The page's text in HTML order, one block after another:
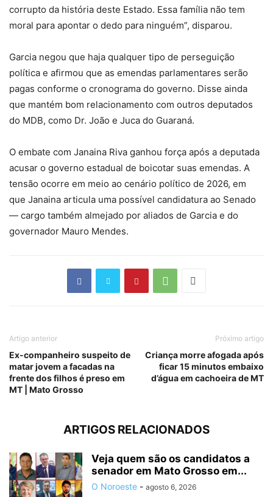
corrupto da história deste Estado. Essa família não tem
moral para apontar o dedo para ninguém”, disparou.
Garcia negou que haja qualquer tipo de perseguição
política e afirmou que as emendas parlamentares serão
pagas conforme o cronograma do governo. Disse ainda
que mantém bom relacionamento com outros deputados
do MDB, como Dr. João e Juca do Guaraná.
O embate com Janaina Riva ganhou força após a deputada
acusar o governo estadual de boicotar suas emendas. A
tensão ocorre em meio ao cenário político de 2026, em
que Janaina articula uma possível candidatura ao Senado
— cargo também almejado por aliados de Garcia e do
governador Mauro Mendes.
Artigo anterior
Ex-companheiro suspeito de
matar jovem a facadas na
frente dos filhos é preso em
MT | Mato Grosso
Próximo artigo
Criança morre afogada após
ficar 15 minutos embaixo
d’água em cachoeira de MT
ARTIGOS RELACIONADOS
Veja quem são os candidatos a
senador em Mato Grosso em...
O Noroeste - agosto 6, 2026